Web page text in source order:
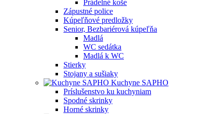
Prádelné koše
Zápustné police
Kúpeľňové predložky
Senior, Bezbariérová kúpeľňa
Madlá
WC sedátka
Madlá k WC
Stierky
Stojany a sušiaky
Kuchyne SAPHO
Príslušenstvo ku kuchyniam
Spodné skrinky
Horné skrinky